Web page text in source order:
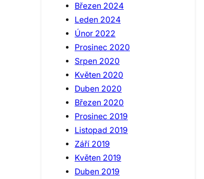
Březen 2024
Leden 2024
Únor 2022
Prosinec 2020
Srpen 2020
Květen 2020
Duben 2020
Březen 2020
Prosinec 2019
Listopad 2019
Září 2019
Květen 2019
Duben 2019